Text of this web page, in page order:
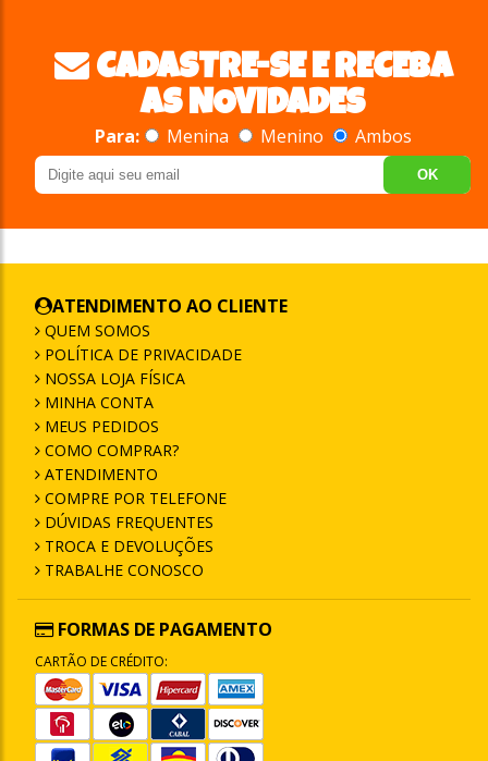
CADASTRE-SE E RECEBA
AS NOVIDADES
Para: Menina Menino Ambos
OK
ATENDIMENTO AO CLIENTE
QUEM SOMOS
POLÍTICA DE PRIVACIDADE
NOSSA LOJA FÍSICA
MINHA CONTA
MEUS PEDIDOS
COMO COMPRAR?
ATENDIMENTO
COMPRE POR TELEFONE
DÚVIDAS FREQUENTES
TROCA E DEVOLUÇÕES
TRABALHE CONOSCO
FORMAS DE PAGAMENTO
CARTÃO DE CRÉDITO: